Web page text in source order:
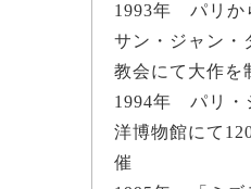
1993年 パリか
サン・ジャン・
教会にて大作を
1994年 パリ・
洋博物館にて
催